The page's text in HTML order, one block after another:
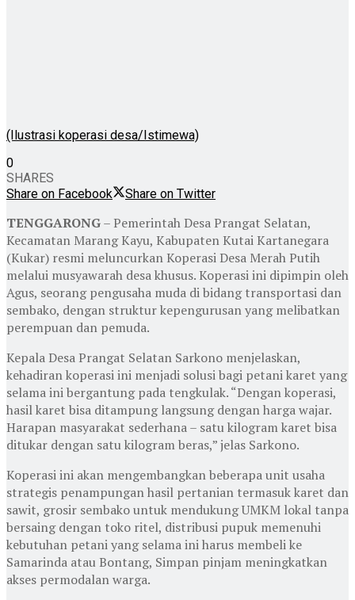
(Ilustrasi koperasi desa/Istimewa)
0
SHARES
Share on Facebook
Share on Twitter
TENGGARONG– Pemerintah Desa Prangat Selatan,
Kecamatan Marang Kayu, Kabupaten Kutai Kartanegara
(Kukar) resmi meluncurkan Koperasi Desa Merah Putih
melalui musyawarah desa khusus. Koperasi ini dipimpin oleh
Agus, seorang pengusaha muda di bidang transportasi dan
sembako, dengan struktur kepengurusan yang melibatkan
perempuan dan pemuda.
Kepala Desa Prangat Selatan Sarkono menjelaskan,
kehadiran koperasi ini menjadi solusi bagi petani karet yang
selama ini bergantung pada tengkulak. “Dengan koperasi,
hasil karet bisa ditampung langsung dengan harga wajar.
Harapan masyarakat sederhana – satu kilogram karet bisa
ditukar dengan satu kilogram beras,” jelas Sarkono.
Koperasi ini akan mengembangkan beberapa unit usaha
strategis penampungan hasil pertanian termasuk karet dan
sawit, grosir sembako untuk mendukung UMKM lokal tanpa
bersaing dengan toko ritel, distribusi pupuk memenuhi
kebutuhan petani yang selama ini harus membeli ke
Samarinda atau Bontang, Simpan pinjam meningkatkan
akses permodalan warga.